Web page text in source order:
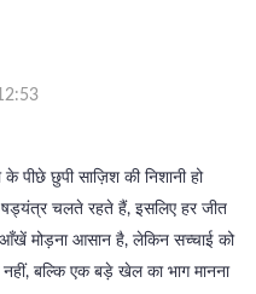
पीछे छुपी साज़िश की निशानी हो
षड्यंत्र चलते रहते हैं, इसलिए हर जीत
आँखें मोड़ना आसान है, लेकिन सच्चाई को
बल्कि एक बड़े खेल का भाग मानना